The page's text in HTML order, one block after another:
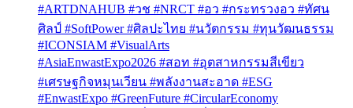
#ARTDNAHUB #วช #NRCT #อว #กระทรวงอว #ทัศน
ศิลป์ #SoftPower #ศิลปะไทย #นวัตกรรม #ทุนวัฒนธรรม
#ICONSIAM #VisualArts
#AsiaEnwastExpo2026 #สอท #อุตสาหกรรมสีเขียว
#เศรษฐกิจหมุนเวียน #พลังงานสะอาด #ESG
#EnwastExpo #GreenFuture #CircularEconomy